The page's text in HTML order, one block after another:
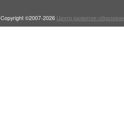
Copyright ©2007-2026 Центр развития